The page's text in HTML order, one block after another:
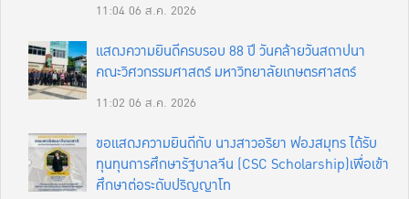
11:0406 ส.ค. 2026
แสดงความยินดีครบรอบ 88 ปี วันคล้ายวันสถาปนา
คณะวิศวกรรมศาสตร์ มหาวิทยาลัยเกษตรศาสตร์
11:02 06 ส.ค. 2026
ขอแสดงความยินดีกับ นางสาวอริยา ฟองสมุทร ได้รับ
ทุนทุนการศึกษารัฐบาลจีน (CSC Scholarship)เพื่อเข้า
ศึกษาต่อระดับปริญญาโท